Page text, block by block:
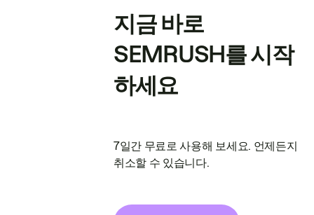
지금 바로
SEMRUSH를 시작
하세요
7일간 무료로 사용해 보세요. 언제든지
취소할 수 있습니다.